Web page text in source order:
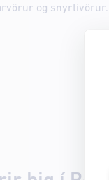
og snyrtivörur.